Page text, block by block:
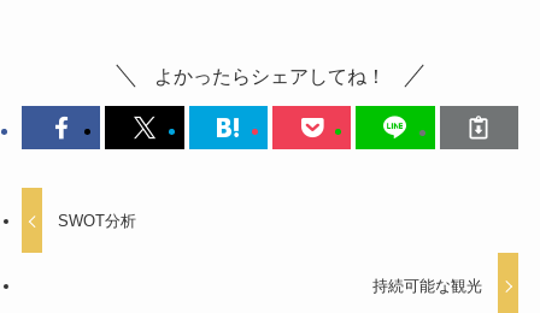
よかったらシェアしてね！
SWOT分析
持続可能な観光